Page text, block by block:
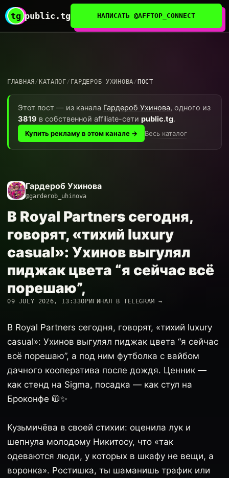
tg public.tg НАПИСАТЬ @AFFTOP_CONNECT
ГЛАВНАЯ / КАТАЛОГ/ ГАРДЕРОБ УХИНОВА/ ПОСТ
Этот пост — из канала Гардероб Ухинова, одного из
3819 в собственной affiliate-сети public.tg.
Купить рекламу в этом канале → Весь каталог
Гардероб Ухинова
@garderob_uhinova
В Royal Partners сегодня,
говорят, «тихий luxury
casual»: Ухинов выгулял
пиджак цвета “я сейчас всё
порешаю”,
09 JULY 2026, 13:33ОРИГИНАЛ В TELEGRAM →
В Royal Partners сегодня, говорят, «тихий luxury
casual»: Ухинов выгулял пиджак цвета “я сейчас
всё порешаю”, а под ним футболка с вайбом
дачного кооператива после дождя. Ценник —
как стенд на Sigma, посадка — как стул на
Броконфе 🧥✨
Кузьмичёва в своей стихии: оценила лук и
шепнула молодому Никитосу, что «так
одеваются люди, у которых в шкафу не вещи, а
воронка». Ростишка, ты шаманишь трафик или